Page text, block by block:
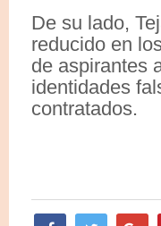
De su lado,
reducido en
de aspirantes
identidades
contratados.